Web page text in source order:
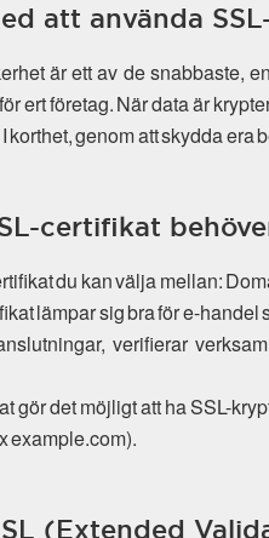
att använda
är ett av de snabbaste,
ert företag. När data är
korthet, genom att skydda
certifikat
du kan välja mellan:
lämpar sig bra för e-
verifierar
gör det möjligt att ha SSL-
example.com).
(Extended